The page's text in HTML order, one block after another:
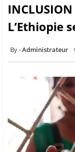
L’Ethiopie
Administrateur